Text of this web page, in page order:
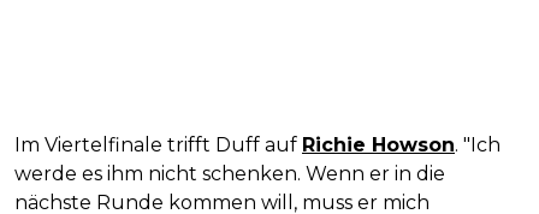
Im Viertelfinale trifft Duff auf Richie Howson. "Ich
werde es ihm nicht schenken. Wenn er in die
nächste Runde kommen will, muss er mich